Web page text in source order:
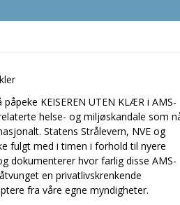
KEISEREN UTEN KLÆR i AMS-
helse- og miljøskandale som
Statens Strålevern, NVE og
fulgt med i timen i forhold til nyere
dokumenterer hvor farlig disse AMS-
en privatlivskrenkende
fra våre egne myndigheter.